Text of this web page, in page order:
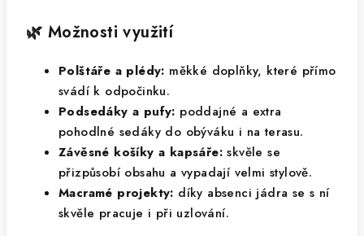
🌿 Možnosti využití
Polštáře a plédy: měkké doplňky, které přímo
svádí k odpočinku.
Podsedáky a pufy: poddajné a extra
pohodlné sedáky do obýváku i na terasu.
Závěsné košíky a kapsáře: skvěle se
přizpůsobí obsahu a vypadají velmi stylově.
Macramé projekty: díky absenci jádra se s ní
skvěle pracuje i při uzlování.